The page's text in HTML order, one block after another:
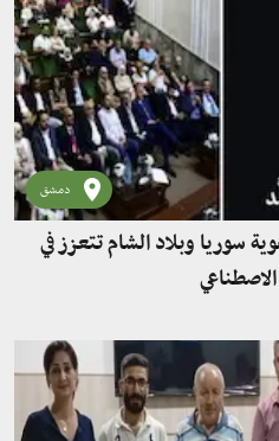
دمشق
وبلاد الشام تتعزز في